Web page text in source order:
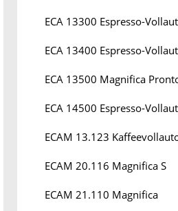
ECA 13300 Espresso-
ECA 13400 Espresso-
ECA 13500 Magnifica
ECA 14500 Espresso-
ECAM 13.123
ECAM 20.116 Magnifica S
ECAM 21.110 Magnifica